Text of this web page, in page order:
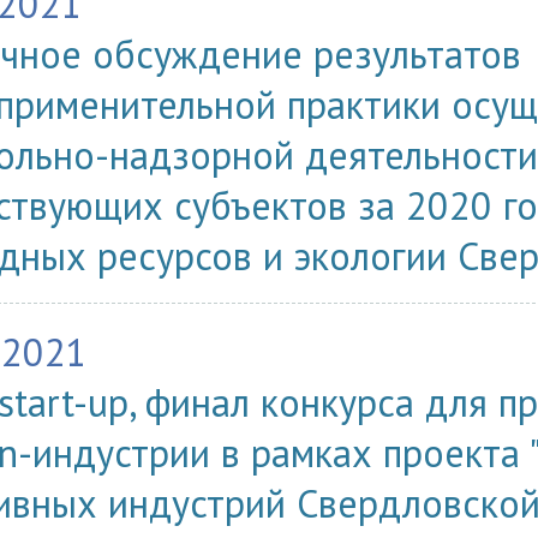
обсуждение результатов
практики
надзорной
субъектов за 2020
ресурсов и экологии
up, финал конкурса для
индустрии в рамках проекта
индустрий